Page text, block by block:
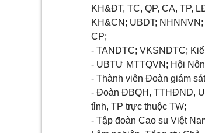
KH&ĐT, TC, QP, CA, TP,
KH&CN; UBDT; NHNNVN;
CP;
- TANDTC; VKSNDTC;
- UBTƯ MTTQVN; Hội
- Thành viên Đoàn giám
- Đoàn ĐBQH, TTHĐND,
tỉnh, TP trực thuộc TW;
- Tập đoàn Cao su Việt